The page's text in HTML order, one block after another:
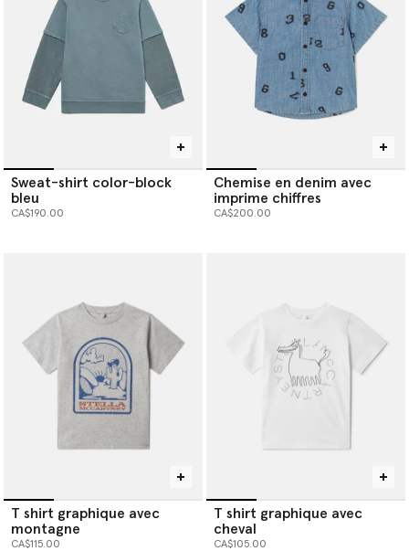
Sweat-shirt color-block
bleu
CA$190.00
Chemise en denim avec
imprime chiffres
CA$200.00
T shirt graphique avec
montagne
CA$115.00
T shirt graphique avec
cheval
CA$105.00